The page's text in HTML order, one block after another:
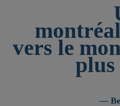
vers le
plus
—